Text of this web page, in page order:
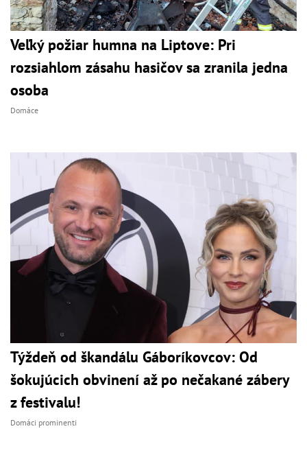
Veľký požiar humna na Liptove: Pri
rozsiahlom zásahu hasičov sa zranila jedna
osoba
Domáce
Týždeň od škandálu Gáboríkovcov: Od
šokujúcich obvinení až po nečakané zábery
z festivalu!
Domáci prominenti